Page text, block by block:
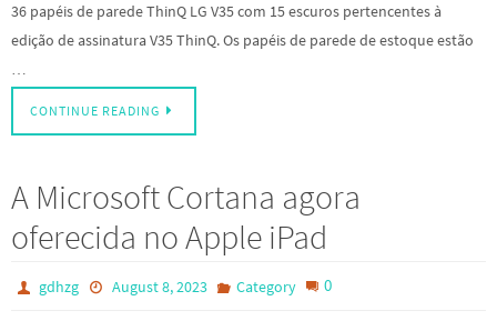
36 papéis de parede ThinQ LG V35 com 15 escuros pertencentes à
edição de assinatura V35 ThinQ. Os papéis de parede de estoque estão
…
CONTINUE READING
A Microsoft Cortana agora
oferecida no Apple iPad
gdhzg August 8, 2023 Category 0